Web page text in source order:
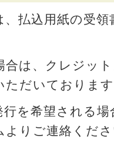
、払込用紙の受
合は、クレジッ
ただいておりま
を希望される
よりご連絡くだ